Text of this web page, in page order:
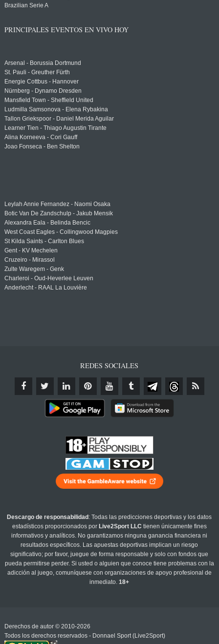
Brazilian Serie A
PRINCIPALES EVENTOS EN VIVO HOY
Arsenal - Borussia Dortmund
St. Pauli - Greuther Fürth
Energie Cottbus - Hannover
Nürnberg - Dynamo Dresden
Mansfield Town - Sheffield United
Ludmilla Samsonova - Elena Rybakina
Tallon Griekspoor - Daniel Merida Aguilar
Learner Tien - Thiago Augustin Tirante
Alina Korneeva - Cori Gauff
Joao Fonseca - Ben Shelton
Leylah Annie Fernandez - Naomi Osaka
Botic Van De Zandschulp - Jakub Mensik
Alexandra Eala - Belinda Bencic
West Coast Eagles - Collingwood Magpies
St Kilda Saints - Carlton Blues
Gent - KV Mechelen
Cruzeiro - Mirassol
Zulte Waregem - Genk
Charleroi - Oud-Heverlee Leuven
Anderlecht - RAAL La Louvière
REDES SOCIALES
Descargo de responsabilidad : Todas las predicciones deportivas y los datos
estadísticos proporcionados por Live2Sport LLC tienen únicamente fines
informativos y analíticos. No garantizamos ninguna ganancia financiera ni
resultados específicos. Las apuestas deportivas implican un riesgo
significativo; por favor, juegue de forma responsable y solo con fondos que
pueda permitirse perder. Si usted o alguien que conoce tiene problemas con la
adicción al juego, comuníquese con organizaciones de apoyo profesional de
inmediato.18+
Derechos de autor © 2010-2026
Todos los derechos reservados - Donnael Sport (Live2Sport)